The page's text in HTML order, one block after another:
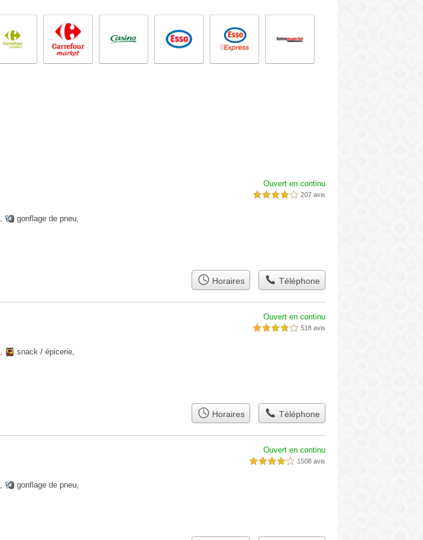
Ouvert en continu
4,0 étoiles sur 5 207 avis
, gonflage de pneu,
Horaires Téléphone
Ouvert en continu
4,0 étoiles sur 5 518 avis
, snack / épicerie,
Horaires Téléphone
Ouvert en continu
4,0 étoiles sur 5 1508 avis
, gonflage de pneu,